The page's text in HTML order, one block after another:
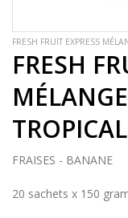
FRESH FRUIT EXPRESS
FRESH
TROPICAL
FRAISES - BANANE
20 sachets x 150